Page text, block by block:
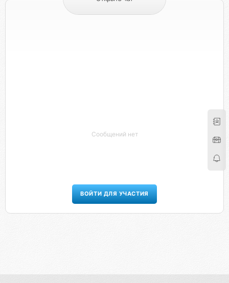
Сообщений нет
ВОЙТИ ДЛЯ УЧАСТИЯ